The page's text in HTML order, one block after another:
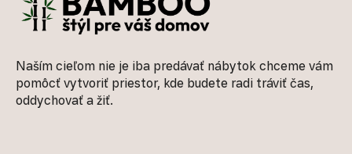
Naším cieľom nie je iba predávať nábytok chceme vám
pomôcť vytvoriť priestor, kde budete radi tráviť čas,
oddychovať a žiť.